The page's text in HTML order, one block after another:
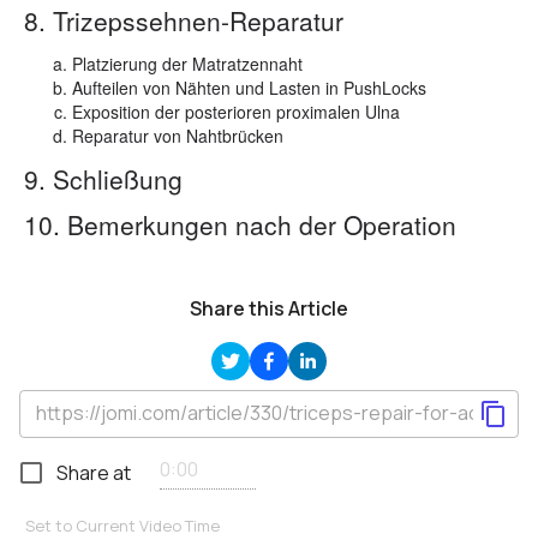
8. Trizepssehnen-Reparatur
Platzierung der Matratzennaht
Aufteilen von Nähten und Lasten in PushLocks
Exposition der posterioren proximalen Ulna
Reparatur von Nahtbrücken
9. Schließung
10. Bemerkungen nach der Operation
Share this Article
Share at
Set to Current Video Time